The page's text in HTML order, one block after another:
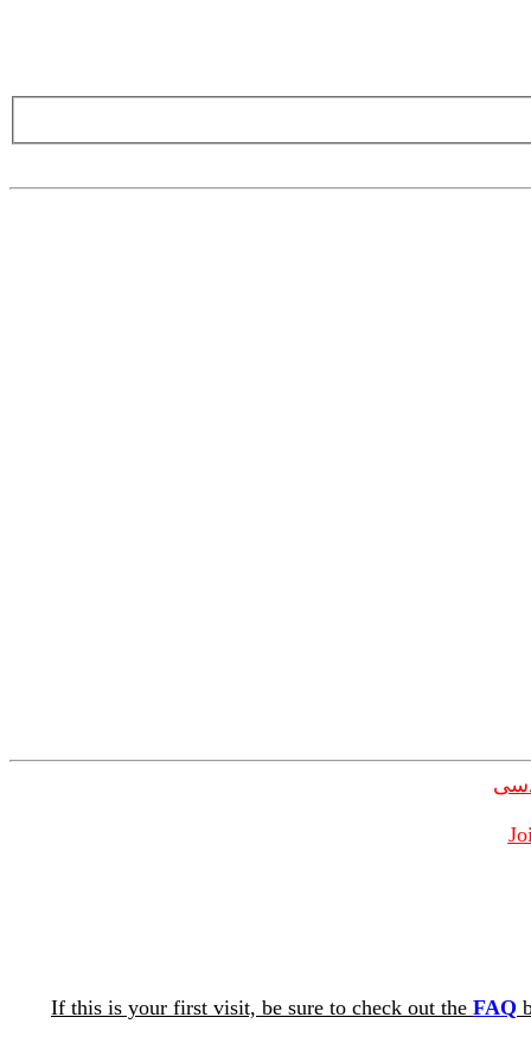
If this is your first visit, be sure to check out the FAQ